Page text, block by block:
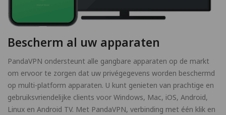
Bescherm al uw apparaten
PandaVPN ondersteunt alle gangbare apparaten op de markt
om ervoor te zorgen dat uw privégegevens worden beschermd
op multi-platform apparaten. U kunt genieten van prachtige en
gebruiksvriendelijke clients voor Windows, Mac, iOS, Android,
Linux en Android TV. Met PandaVPN, verbinding met één klik en